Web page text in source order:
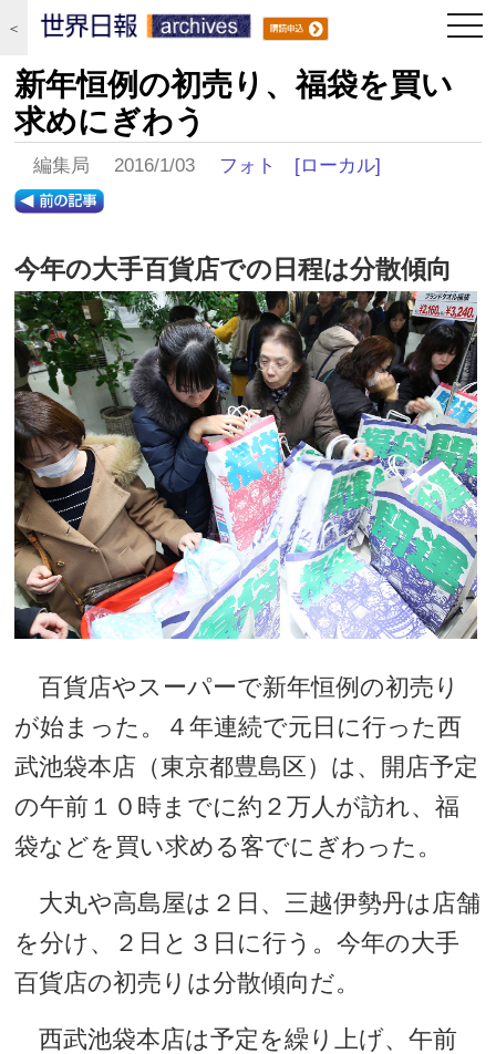
＜
新年恒例の初売り、福袋を買い
求めにぎわう
編集局 2016/1/03 フォト [ローカル]
今年の大手百貨店での日程は分散傾向
百貨店やスーパーで新年恒例の初売り
が始まった。４年連続で元日に行った西
武池袋本店（東京都豊島区）は、開店予定
の午前１０時までに約２万人が訪れ、福
袋などを買い求める客でにぎわった。
大丸や高島屋は２日、三越伊勢丹は店舗
を分け、２日と３日に行う。今年の大手
百貨店の初売りは分散傾向だ。
西武池袋本店は予定を繰り上げ、午前